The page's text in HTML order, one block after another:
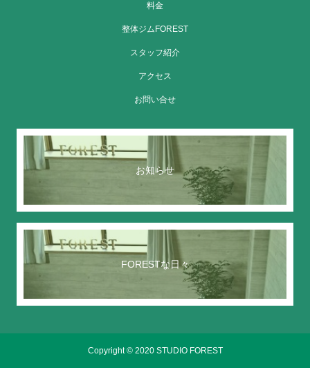
料金
整体ジムFOREST
スタッフ紹介
アクセス
お問い合せ
お知らせ
FORESTな日々
Copyright © 2020 STUDIO FOREST